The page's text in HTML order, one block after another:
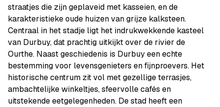
straatjes die zijn geplaveid met kasseien, en de
karakteristieke oude huizen van grijze kalksteen.
Centraal in het stadje ligt het indrukwekkende kasteel
van Durbuy, dat prachtig uitkijkt over de rivier de
Ourthe. Naast geschiedenis is Durbuy een echte
bestemming voor levensgenieters en fijnproevers. Het
historische centrum zit vol met gezellige terrasjes,
ambachtelijke winkeltjes, sfeervolle cafés en
uitstekende eetgelegenheden. De stad heeft een